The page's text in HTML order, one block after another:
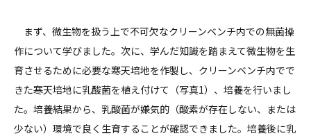
まず、微生物を扱う上で不可欠なクリーンベンチ内での無菌操
作について学びました。次に、学んだ知識を踏まえて微生物を生
育させるために必要な寒天培地を作製し、クリーンベンチ内でで
きた寒天培地に乳酸菌を植え付けて（写真1）、培養を行いまし
た。培養結果から、乳酸菌が嫌気的（酸素が存在しない、または
少ない）環境で良く生育することが確認できました。培養後に乳